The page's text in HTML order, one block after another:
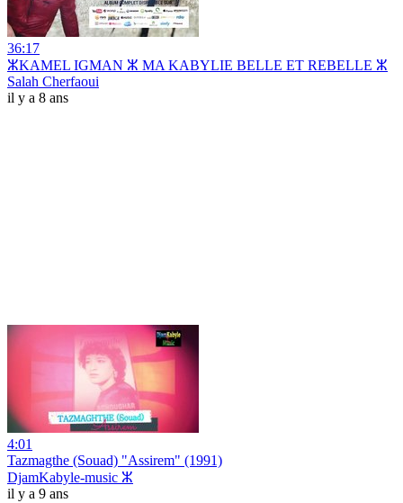
36:17
ⵣKAMEL IGMAN ⵣ MA KABYLIE BELLE ET REBELLE ⵣ
Salah Cherfaoui
il y a 8 ans
4:01
Tazmagthe (Souad) "Assirem" (1991)
DjamKabyle-music ⵣ
il y a 9 ans